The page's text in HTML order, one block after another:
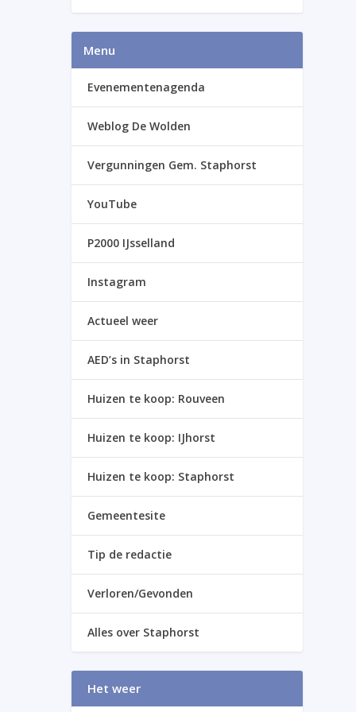
Menu
Evenementenagenda
Weblog De Wolden
Vergunningen Gem. Staphorst
YouTube
P2000 IJsselland
Instagram
Actueel weer
AED’s in Staphorst
Huizen te koop: Rouveen
Huizen te koop: IJhorst
Huizen te koop: Staphorst
Gemeentesite
Tip de redactie
Verloren/Gevonden
Alles over Staphorst
Het weer